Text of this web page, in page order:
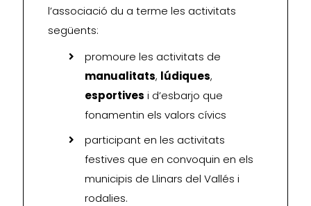
l’associació du a terme les activitats
següents:
promoure les activitats de
manualitats, lúdiques,
esportives i d’esbarjo que
fonamentin els valors cívics
participant en les activitats
festives que en convoquin en els
municipis de Llinars del Vallés i
rodalies.